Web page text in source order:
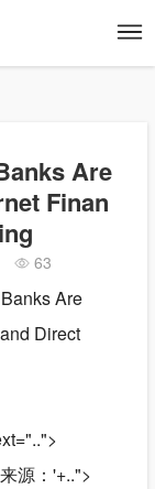
Are
Finan
63
Are
Direct
源：'+..">